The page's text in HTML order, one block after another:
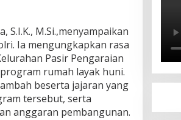
S.I.K., M.Si.,menyampaikan
Ia mengungkapkan rasa
Pasir Pengaraian
rumah layak huni.
beserta jajaran yang
tersebut, serta
anggaran pembangunan.